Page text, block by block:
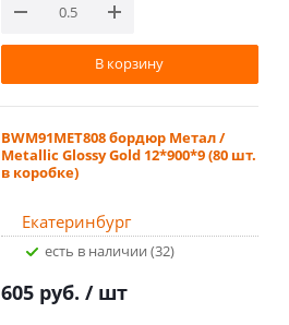
В корзину
BWM91MET808 бордюр Метал /
Metallic Glossy Gold 12*900*9 (80 шт.
в коробке)
Екатеринбург
Есть в наличии (32)
605 руб. / шт